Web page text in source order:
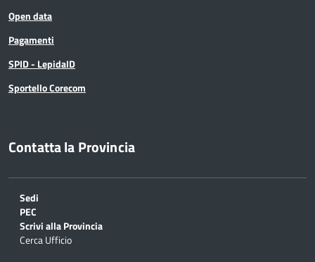
Open data
Pagamenti
SPID - LepidaID
Sportello Corecom
Contatta la Provincia
Sedi
PEC
Scrivi alla Provincia
Cerca Ufficio